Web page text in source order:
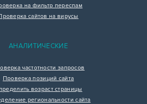
на фильтр переспам
сайтов на вирусы
АНАЛИТИЧЕСКИЕ
частотности запросов
Проверка позиций сайта
возраст страницы
региональности сайта